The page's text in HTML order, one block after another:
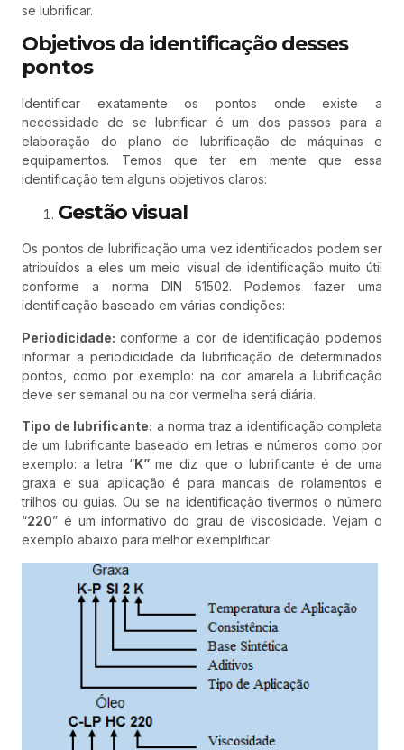
se lubrificar.
Objetivos da identificação desses
pontos
Identificar exatamente os pontos onde existe a
necessidade de se lubrificar é um dos passos para a
elaboração do plano de lubrificação de máquinas e
equipamentos. Temos que ter em mente que essa
identificação tem alguns objetivos claros:
Gestão visual
Os pontos de lubrificação uma vez identificados podem ser
atribuídos a eles um meio visual de identificação muito útil
conforme a norma DIN 51502. Podemos fazer uma
identificação baseado em várias condições:
Periodicidade:conforme a cor de identificação podemos
informar a periodicidade da lubrificação de determinados
pontos, como por exemplo: na cor amarela a lubrificação
deve ser semanal ou na cor vermelha será diária.
Tipo de lubrificante: a norma traz a identificação completa
de um lubrificante baseado em letras e números como por
exemplo: a letra “K”me diz que o lubrificante é de uma
graxa e sua aplicação é para mancais de rolamentos e
trilhos ou guias. Ou se na identificação tivermos o número
“220” é um informativo do grau de viscosidade. Vejam o
exemplo abaixo para melhor exemplificar: